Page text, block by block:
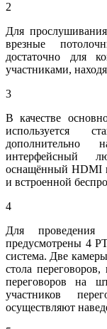
2
Для
врезные
достаточно для
участниками,
3
В качестве
используется
дополнительно
интерфейсный
оснащённый HDMI
и встроенной
4
Для проведения
предусмотрены 4
система. Две
стола
переговоров на
участников
осуществляют